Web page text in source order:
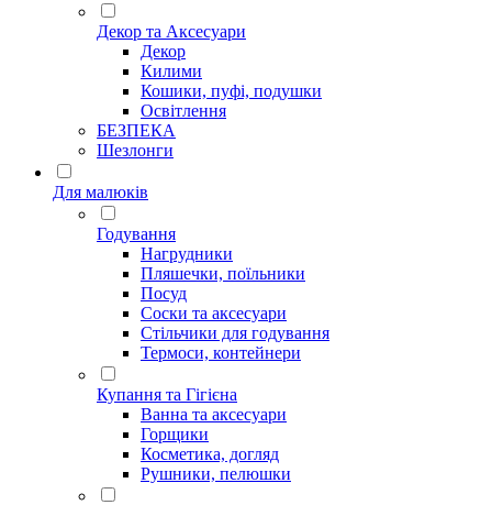
Декор та Аксесуари
Декор
Килими
Кошики, пуфі, подушки
Освітлення
БЕЗПЕКА
Шезлонги
Для малюків
Годування
Нагрудники
Пляшечки, поїльники
Посуд
Соски та аксесуари
Стільчики для годування
Термоси, контейнери
Купання та Гігієна
Ванна та аксесуари
Горщики
Косметика, догляд
Рушники, пелюшки